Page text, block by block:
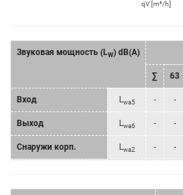
qV [m³/h]
Звуковая мощность (LW) dB(A)
∑ 63
Bход Lwa5 - -
Bыход Lwa6 - -
Снаружи корп. Lwa2 - -